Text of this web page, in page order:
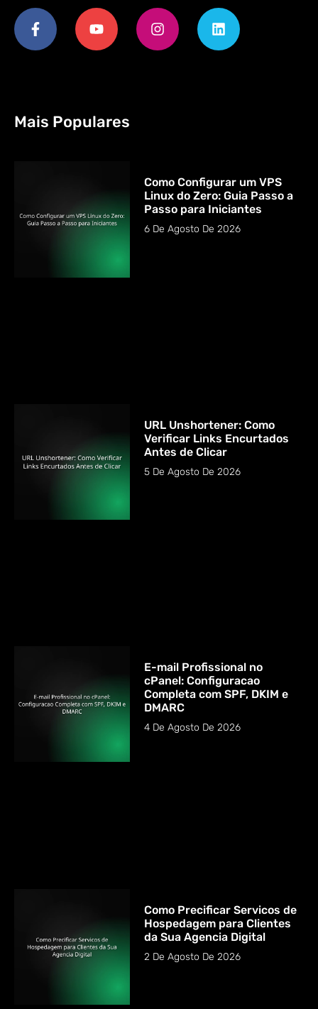
Mais Populares
Como Configurar um VPS
Linux do Zero: Guia Passo a
Passo para Iniciantes
6 De Agosto De 2026
URL Unshortener: Como
Verificar Links Encurtados
Antes de Clicar
5 De Agosto De 2026
E-mail Profissional no
cPanel: Configuracao
Completa com SPF, DKIM e
DMARC
4 De Agosto De 2026
Como Precificar Servicos de
Hospedagem para Clientes
da Sua Agencia Digital
2 De Agosto De 2026